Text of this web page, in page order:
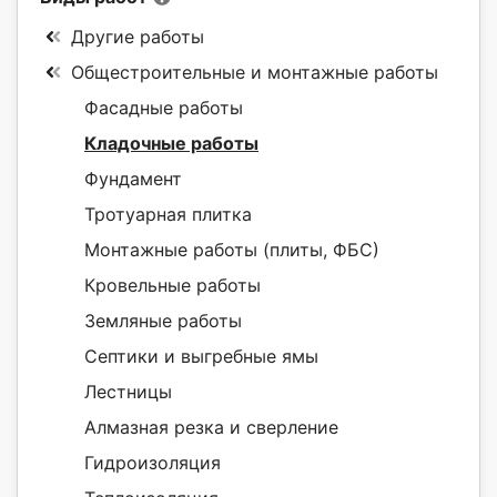
Другие работы
Общестроительные и монтажные работы
Фасадные работы
Кладочные работы
Фундамент
Тротуарная плитка
Монтажные работы (плиты, ФБС)
Кровельные работы
Земляные работы
Септики и выгребные ямы
Лестницы
Алмазная резка и сверление
Гидроизоляция